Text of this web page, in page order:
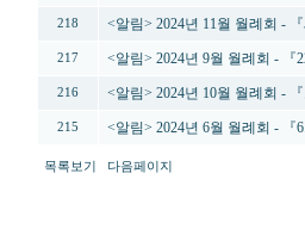
218 <알림> 2024년 11월 월례회 -
217 <알림> 2024년 9월 월례회 -
216 <알림> 2024년 10월 월례회 -
215 <알림> 2024년 6월 월례회 - 『
목록보기 다음페이지